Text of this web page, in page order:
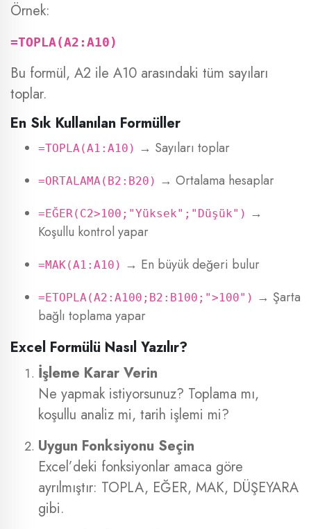
Örnek:
=TOPLA(A2:A10)
Bu formül, A2 ile A10 arasındaki tüm sayıları
toplar.
En Sık Kullanılan Formüller
=TOPLA(A1:A10) → Sayıları toplar
=ORTALAMA(B2:B20) → Ortalama hesaplar
=EĞER(C2>100;"Yüksek";"Düşük") →
Koşullu kontrol yapar
=MAK(A1:A10) → En büyük değeri bulur
=ETOPLA(A2:A100;B2:B100;">100") → Şarta
bağlı toplama yapar
Excel Formülü Nasıl Yazılır?
İşleme Karar Verin
Ne yapmak istiyorsunuz? Toplama mı,
koşullu analiz mi, tarih işlemi mi?
Uygun Fonksiyonu Seçin
Excel’deki fonksiyonlar amaca göre
ayrılmıştır: TOPLA, EĞER, MAK, DÜŞEYARA
gibi.